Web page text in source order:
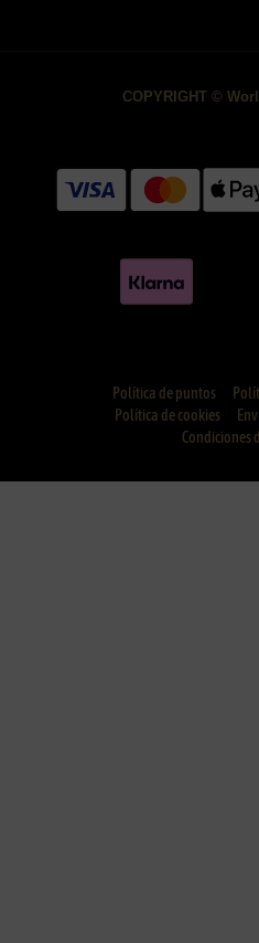
COPYRIGHT ©
Política de puntos
Política de cookies
Condiciones